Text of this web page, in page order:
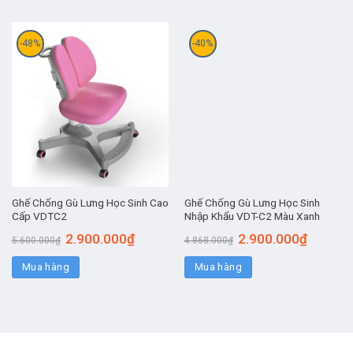
-48%
Ghế Chống Gù Lưng Học Sinh Cao
Cấp VDTC2
5.600.000₫ 2.900.000₫
Mua hàng
-40%
Ghế Chống Gù Lưng Học Sinh
Nhập Khẩu VDT-C2 Màu Xanh
4.868.000₫ 2.900.000₫
Mua hàng